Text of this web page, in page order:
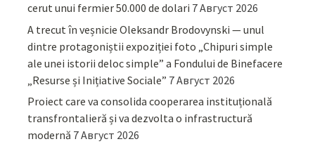
cerut unui fermier 50.000 de dolari 7 Август 2026
A trecut în veșnicie Oleksandr Brodovynski — unul
dintre protagoniștii expoziției foto „Chipuri simple
ale unei istorii deloc simple” a Fondului de Binefacere
„Resurse și Inițiative Sociale” 7 Август 2026
Proiect care va consolida cooperarea instituțională
transfrontalieră și va dezvolta o infrastructură
modernă 7 Август 2026